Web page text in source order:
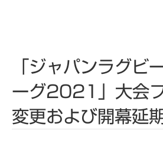
「ジャパンラグビ
ーグ2021」大会
変更および開幕延